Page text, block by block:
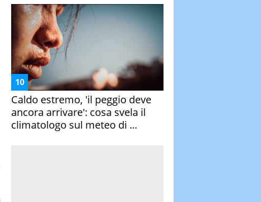
Caldo estremo, 'il peggio deve
ancora arrivare': cosa svela il
climatologo sul meteo di ...